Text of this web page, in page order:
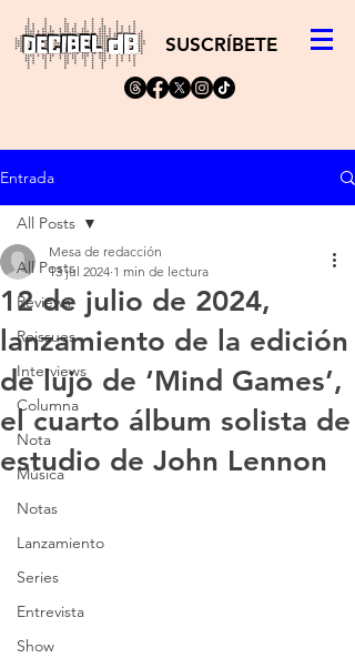
SUSCRÍBETE
Entrada
All Posts
Reviews
Reissues
Interviews
Columna
Nota
Música
Notas
Lanzamiento
Series
Entrevista
Show
All Posts
12 de julio de 2024,
lanzamiento de la edición
de lujo de ‘Mind Games’,
el cuarto álbum solista de
estudio de John Lennon
Mesa de redacción
13 jul 2024 1 min de lectura